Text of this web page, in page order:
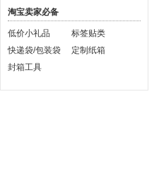
淘宝卖家必备
低价小礼品
标签贴类
快递袋/包装袋
定制纸箱
封箱工具